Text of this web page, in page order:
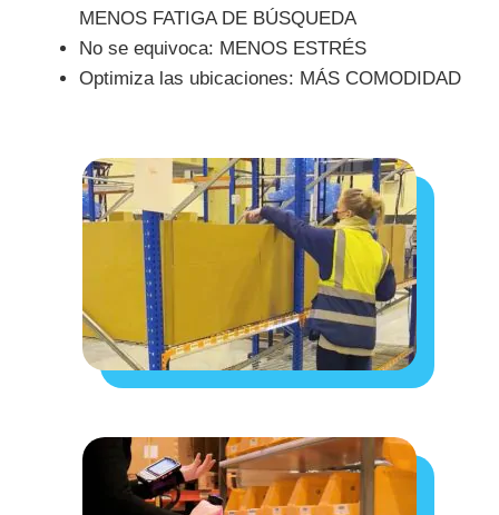
MENOS FATIGA DE BÚSQUEDA
No se equivoca: MENOS ESTRÉS
Optimiza las ubicaciones: MÁS COMODIDAD